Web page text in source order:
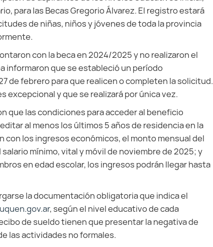
para las Becas Gregorio Álvarez. El registro estará
de niñas, niños y jóvenes de toda la provincia
con la beca en 2024/2025 y no realizaron el
informaron que se estableció un período
de febrero para que realicen o completen la solicitud.
y que se realizará por única vez.
que las condiciones para acceder al beneficio
al menos los últimos 5 años de residencia en la
con los ingresos económicos, el monto mensual del
mínimo, vital y móvil de noviembre de 2025; y
en edad escolar, los ingresos podrán llegar hasta
la documentación obligatoria que indica el
, según el nivel educativo de cada
de sueldo tienen que presentar la negativa de
las actividades no formales.